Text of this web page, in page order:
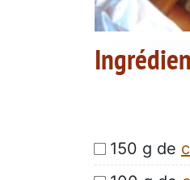
150 g de